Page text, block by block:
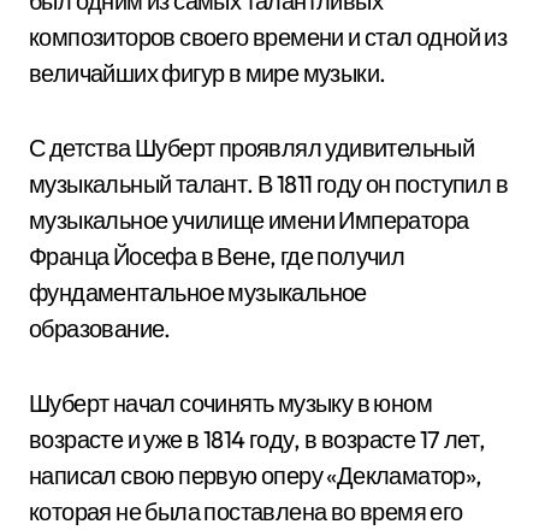
композиторов своего времени и стал одной из
величайших фигур в мире музыки.
С детства Шуберт проявлял удивительный
музыкальный талант. В 1811 году он поступил в
музыкальное училище имени Императора
Франца Йосефа в Вене, где получил
фундаментальное музыкальное
образование.
Шуберт начал сочинять музыку в юном
возрасте и уже в 1814 году, в возрасте 17 лет,
написал свою первую оперу «Декламатор»,
которая не была поставлена во время его